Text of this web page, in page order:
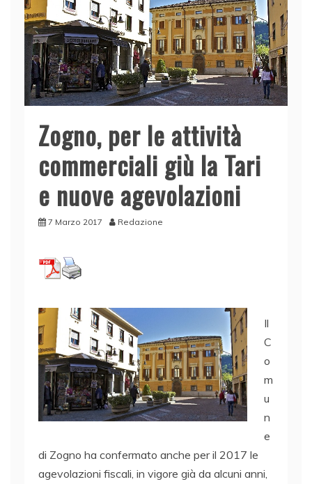
Zogno, per le attività
commerciali giù la Tari
e nuove agevolazioni
7 Marzo 2017 Redazione
Il
C
o
m
u
n
e
di Zogno ha confermato anche per il 2017 le
agevolazioni fiscali, in vigore già da alcuni anni,